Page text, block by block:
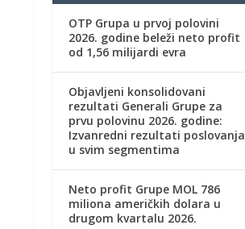
OTP Grupa u prvoj polovini
2026. godine beleži neto profit
od 1,56 milijardi evra
Objavljeni konsolidovani
rezultati Generali Grupe za
prvu polovinu 2026. godine:
Izvanredni rezultati poslovanja
u svim segmentima
Neto profit Grupe MOL 786
miliona američkih dolara u
drugom kvartalu 2026.